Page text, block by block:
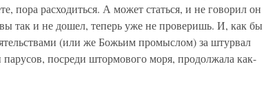
пора расходиться. А может статься, и не говорил он
так и не дошел, теперь уже не проверишь. И, как бы
(или же Божьим промыслом) за штурвал
посреди штормового моря, продолжала как-